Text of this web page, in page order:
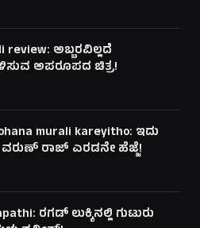
review: ಅಬ್ಬರವಿಲ್ಲದೆ
ಅಪರೂಪದ ಚಿತ್ರ!
murali kareyitho: ಇದು
ರಾಜ್ ಎರಡನೇ ಹೆಜ್ಜೆ!
ರಗಡ್ ಲುಕ್ಕಿನಲ್ಲಿ ಗುಟುರು